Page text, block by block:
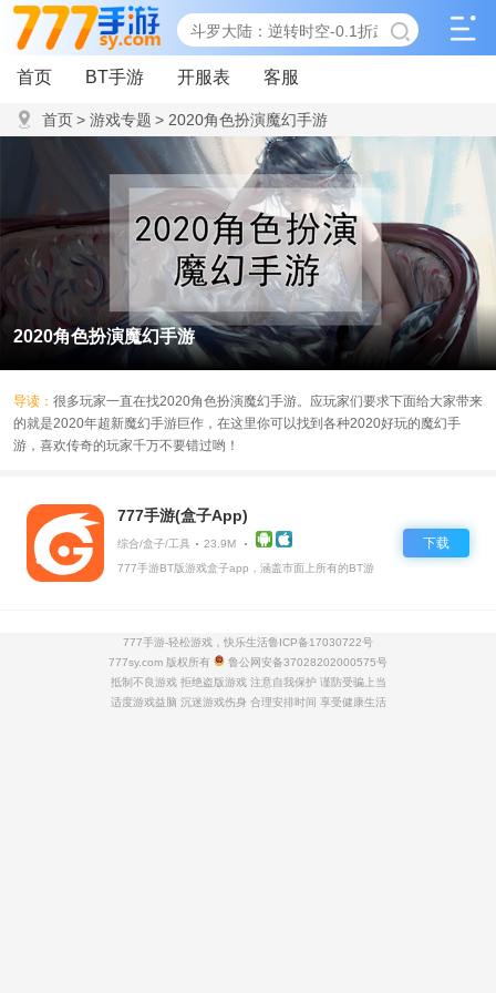
首页 BT手游 开服表 客服
首页> 游戏专题 > 2020角色扮演魔幻手游
2020角色扮演魔幻手游
导读： 很多玩家一直在找2020角色扮演魔幻手游。应玩家们要求下面给大家带来
的就是2020年超新魔幻手游巨作，在这里你可以找到各种2020好玩的魔幻手
游，喜欢传奇的玩家千万不要错过哟！
777手游(盒子App)
综合/盒子/工具
23.9M
777手游BT版游戏盒子app，涵盖市面上所有的BT游
下载
777手游-轻松游戏，快乐生活鲁ICP备17030722号
777sy.com 版权所有
鲁公网安备37028202000575号
抵制不良游戏 拒绝盗版游戏 注意自我保护 谨防受骗上当
适度游戏益脑 沉迷游戏伤身 合理安排时间 享受健康生活